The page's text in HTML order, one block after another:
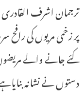
ترجمان اشرف
پر زخمی مریوں کی
کئے جانے والے
دستوں نے نشانہ